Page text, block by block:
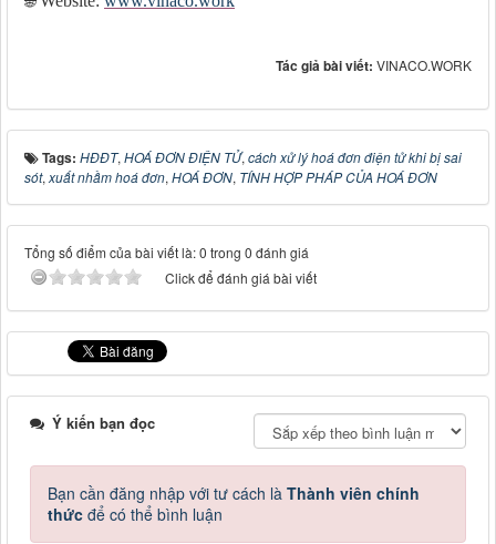
Tác giả bài viết: VINACO.WORK
Tags: HĐĐT, HOÁ ĐƠN ĐIỆN TỬ, cách xử lý hoá đơn điện tử khi bị sai
sót, xuất nhầm hoá đơn, HOÁ ĐƠN, TÍNH HỢP PHÁP CỦA HOÁ ĐƠN
Tổng số điểm của bài viết là: 0 trong 0 đánh giá
Click để đánh giá bài viết
Ý kiến bạn đọc
Bạn cần đăng nhập với tư cách là Thành viên chính
thức để có thể bình luận